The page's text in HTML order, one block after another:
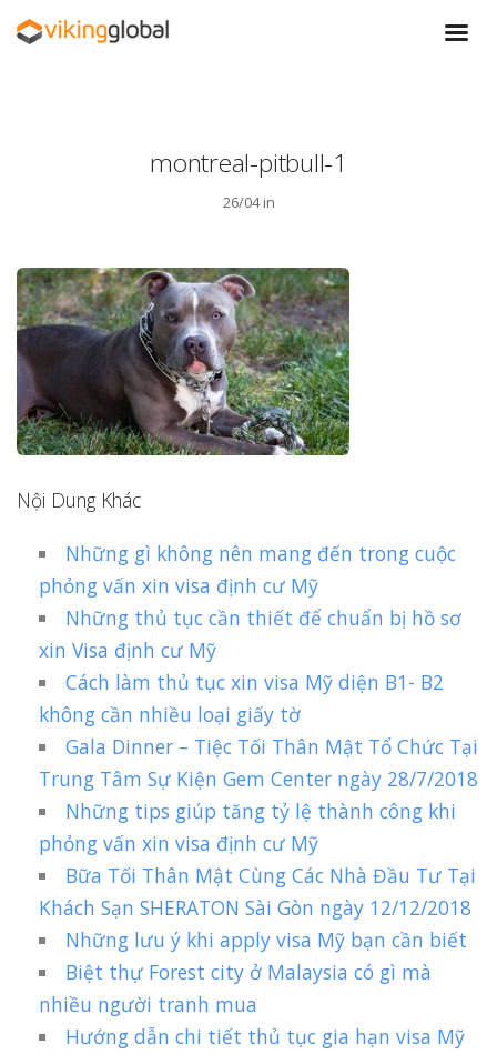
montreal-pitbull-1
26/04 in
Nội Dung Khác
Những gì không nên mang đến trong cuộc
phỏng vấn xin visa định cư Mỹ
Những thủ tục cần thiết để chuẩn bị hồ sơ
xin Visa định cư Mỹ
Cách làm thủ tục xin visa Mỹ diện B1- B2
không cần nhiều loại giấy tờ
Gala Dinner – Tiệc Tối Thân Mật Tổ Chức Tại
Trung Tâm Sự Kiện Gem Center ngày 28/7/2018
Những tips giúp tăng tỷ lệ thành công khi
phỏng vấn xin visa định cư Mỹ
Bữa Tối Thân Mật Cùng Các Nhà Đầu Tư Tại
Khách Sạn SHERATON Sài Gòn ngày 12/12/2018
Những lưu ý khi apply visa Mỹ bạn cần biết
Biệt thự Forest city ở Malaysia có gì mà
nhiều người tranh mua
Hướng dẫn chi tiết thủ tục gia hạn visa Mỹ